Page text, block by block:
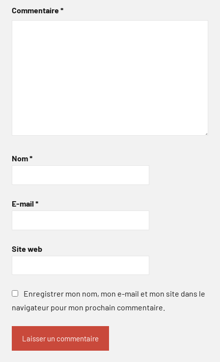
Commentaire*
Nom*
E-mail *
Site web
Enregistrer mon nom, mon e-mail et mon site dans le
navigateur pour mon prochain commentaire.